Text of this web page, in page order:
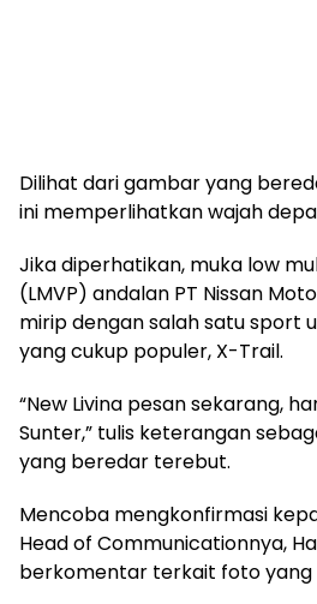
Dilihat dari gambar yang
ini memperlihatkan wajah
Jika diperhatikan, muka low
(LMVP) andalan PT Nissan
mirip dengan salah satu sport
yang cukup populer, X-Trail.
“New Livina pesan sekarang,
Sunter,” tulis keterangan
yang beredar terebut.
Mencoba mengkonfirmasi
Head of Communicationnya,
berkomentar terkait foto